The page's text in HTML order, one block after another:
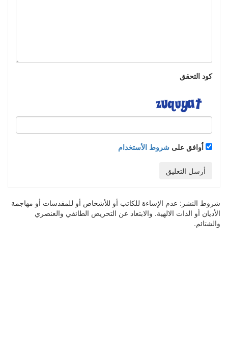
كود التحقق
اُوافق على شروط الأستخدام
أرسل التعليق
شروط النشر: عدم الإساءة للكاتب أو للأشخاص أو للمقدسات أو مهاجمة
الأديان أو الذات الالهية. والابتعاد عن التحريض الطائفي والعنصري
والشتائم.